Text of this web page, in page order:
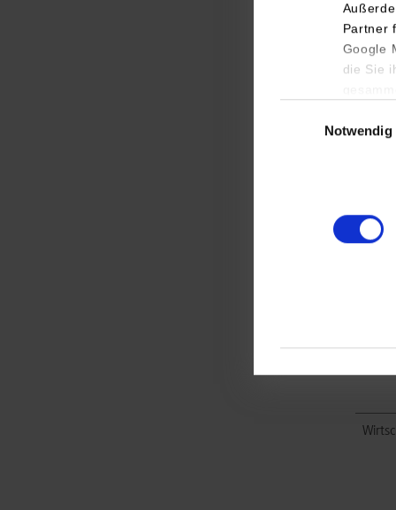
Partner
Google
die Sie
Notwendig
BWL-